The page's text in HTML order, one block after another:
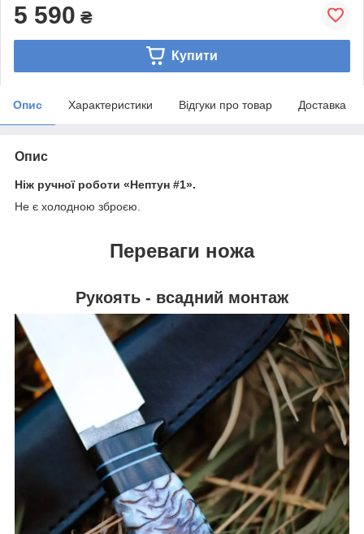
5 590 ₴
Купити
Опис Характеристики Відгуки про товар Доставка
Опис
Ніж ручної роботи «Нептун #1».
Не є холодною зброєю.
Переваги ножа
Рукоять - всадний монтаж